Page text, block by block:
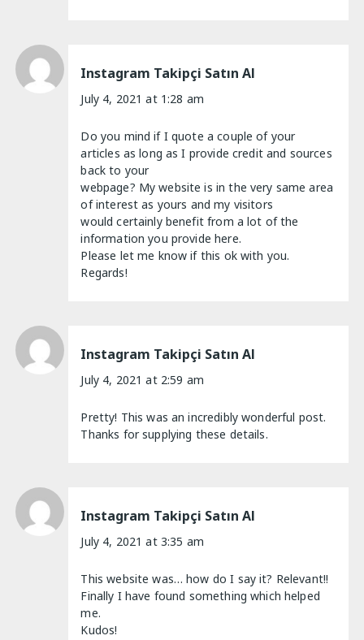
Instagram Takipçi Satın Al
July 4, 2021 at 1:28 am
Do you mind if I quote a couple of your
articles as long as I provide credit and sources
back to your
webpage? My website is in the very same area
of interest as yours and my visitors
would certainly benefit from a lot of the
information you provide here.
Please let me know if this ok with you.
Regards!
Instagram Takipçi Satın Al
July 4, 2021 at 2:59 am
Pretty! This was an incredibly wonderful post.
Thanks for supplying these details.
Instagram Takipçi Satın Al
July 4, 2021 at 3:35 am
This website was… how do I say it? Relevant!!
Finally I have found something which helped
me.
Kudos!